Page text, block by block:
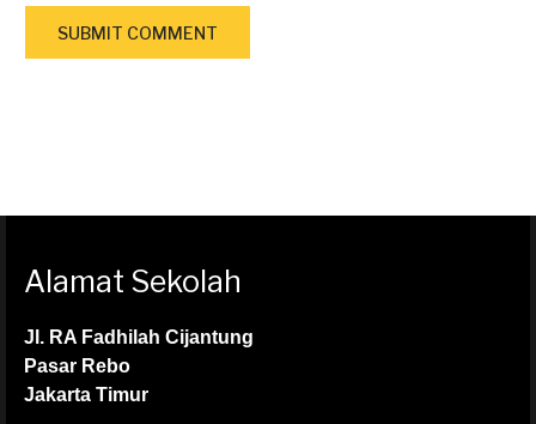
Alamat Sekolah
Jl. RA Fadhilah Cijantung
Pasar Rebo
Jakarta Timur